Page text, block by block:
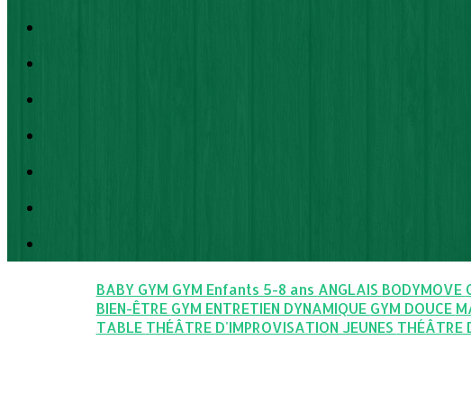
BABY GYM GYM Enfants 5-8 ans ANGLAIS BODYMOVE
BIEN-ÊTRE GYM ENTRETIEN DYNAMIQUE GYM DOUCE
TABLE THÉÂTRE D'IMPROVISATION JEUNES THÉÂTRE